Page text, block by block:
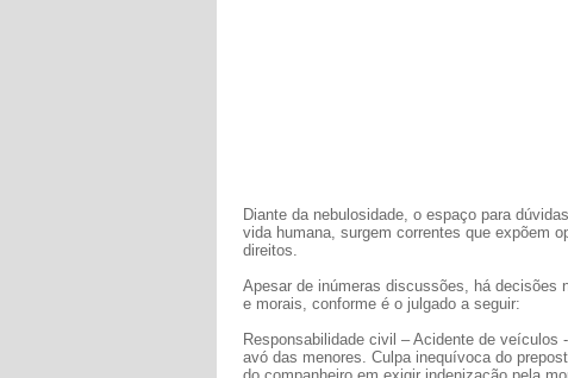
Diante da nebulosidade, o espaço para
vida humana, surgem correntes que expõem
direitos.
Apesar de inúmeras discussões, há decisões
e morais, conforme é o julgado a seguir:
Responsabilidade civil – Acidente de
avó das menores. Culpa inequívoca do